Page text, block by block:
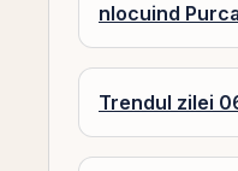
nlocuind
Trendul zilei